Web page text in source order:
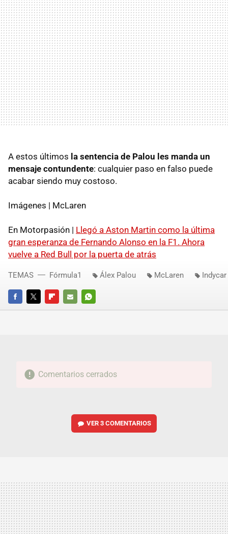
A estos últimos la sentencia de Palou les manda un
mensaje contundente: cualquier paso en falso puede
acabar siendo muy costoso.
Imágenes | McLaren
En Motorpasión | Llegó a Aston Martin como la última
gran esperanza de Fernando Alonso en la F1. Ahora
vuelve a Red Bull por la puerta de atrás
FACEBOOKTWITTERFLIPBOARD
E-
WHATSAPP
TEMAS Fórmula1 Álex Palou McLaren Indycar
Comentarios cerrados
VER3 COMENTARIOS